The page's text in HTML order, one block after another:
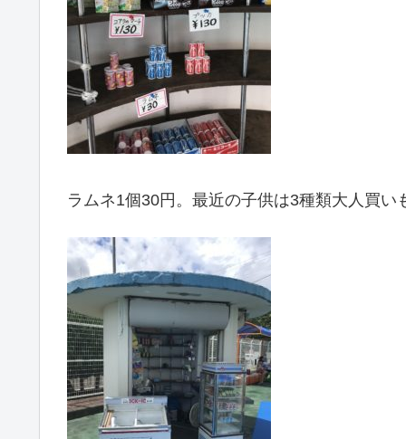
ラムネ1個30円。最近の子供は3種類大人買い